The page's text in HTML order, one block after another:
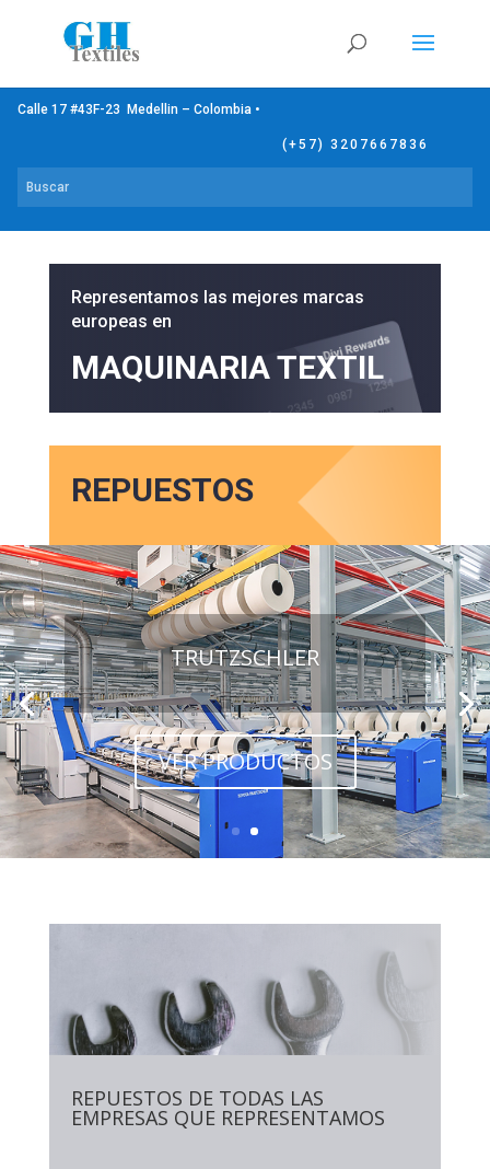
Calle 17 #43F-23 Medellin – Colombia •
(+57) 3207667836
Representamos las mejores marcas
europeas en
MAQUINARIA TEXTIL
REPUESTOS
TRUTZSCHLER
VER PRODUCTOS
REPUESTOS DE TODAS LAS
EMPRESAS QUE REPRESENTAMOS